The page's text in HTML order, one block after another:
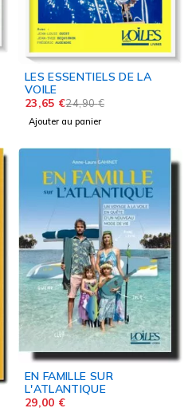
LES ESSENTIELS DE LA
VOILE
24,90€
23,65 €
Ajouter au panier
EN FAMILLE SUR
L'ATLANTIQUE
29,00 €